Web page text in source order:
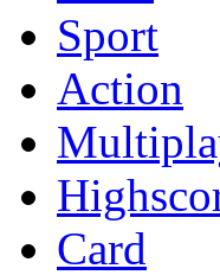
Sport
Action
Card